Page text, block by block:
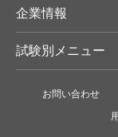
企業情報
試験別メニュー
お問い合わせ